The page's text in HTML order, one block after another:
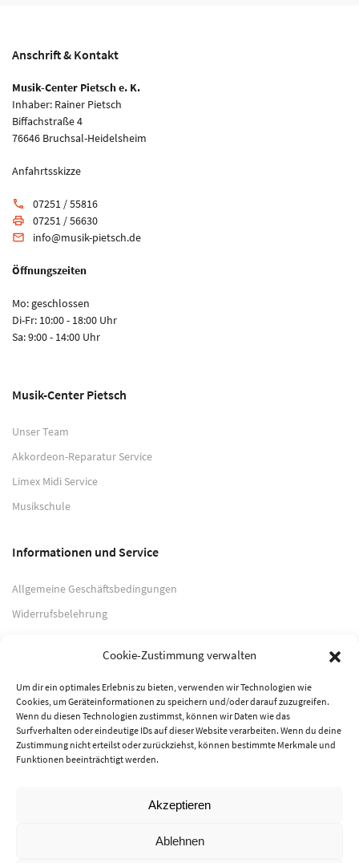
Cookie-Zustimmung verwalten
Um dir ein optimales Erlebnis zu bieten, verwenden wir Technologien wie
Cookies, um Geräteinformationen zu speichern und/oder darauf zuzugreifen.
Wenn du diesen Technologien zustimmst, können wir Daten wie das
Surfverhalten oder eindeutige IDs auf dieser Website verarbeiten. Wenn du deine
Zustimmung nicht erteilst oder zurückziehst, können bestimmte Merkmale und
Funktionen beeinträchtigt werden.
Akzeptieren
Ablehnen
Anschrift & Kontakt
Musik-Center Pietsch e. K.
Inhaber: Rainer Pietsch
Biffachstraße 4
76646 Bruchsal-Heidelsheim
Anfahrtsskizze
phone 07251 / 55816
print 07251 / 56630
email info@musik-pietsch.de
Öffnungszeiten
Mo: geschlossen
Di-Fr: 10:00 - 18:00 Uhr
Sa: 9:00 - 14:00 Uhr
Musik-Center Pietsch
Unser Team
Akkordeon-Reparatur Service
Limex Midi Service
Musikschule
Informationen und Service
Allgemeine Geschäftsbedingungen
Widerrufsbelehrung
Datenschutzerklärung
Zahlungsarten
PayPal